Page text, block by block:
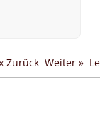
Zurück Weiter »